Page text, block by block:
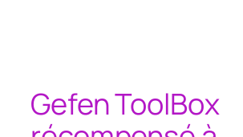
Gefen ToolBox